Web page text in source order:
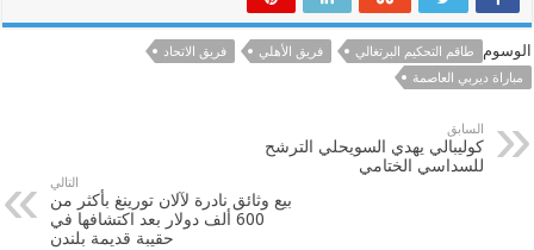
الوسوم طاقم التحكيم البرتغالي فريق الأهلي
فريق الاتحاد
مباراة ديربي العاصمة
السابق
كوليبالي يهدي السويحلي الترشح
للسداسي الختامي
التالي
بيع وثائق نادرة لآلان تورينغ بأكثر من
600 ألف دولار بعد اكتشافها في
حقيبة قديمة بلندن